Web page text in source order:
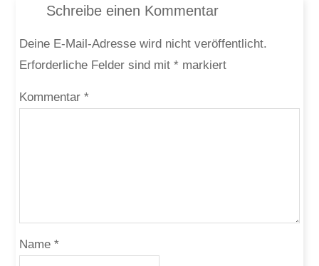
Schreibe einen Kommentar
Deine E-Mail-Adresse wird nicht veröffentlicht.
Erforderliche Felder sind mit* markiert
Kommentar*
Name*